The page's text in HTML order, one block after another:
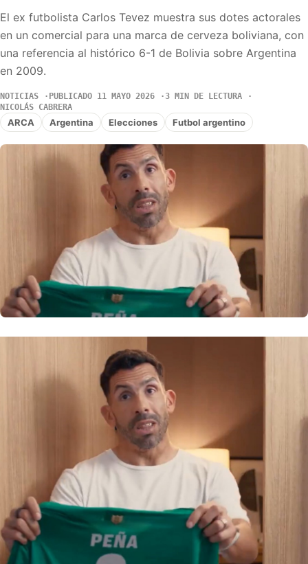
El ex futbolista Carlos Tevez muestra sus dotes actorales
en un comercial para una marca de cerveza boliviana, con
una referencia al histórico 6-1 de Bolivia sobre Argentina
en 2009.
NOTICIAS PUBLICADO 11 MAYO 2026
3 MIN DE LECTURA
NICOLÁS CABRERA
ARCA Argentina Elecciones Futbol argentino